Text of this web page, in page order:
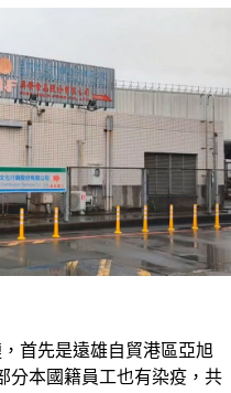
首先是遠雄自貿港區亞旭
分本國籍員工也有染疫，共